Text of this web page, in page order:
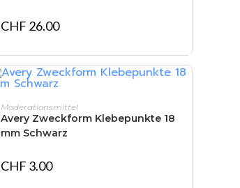
CHF 26.00
IN DEN WARENKORB
Moderationsmittel
Avery Zweckform Klebepunkte 18
mm Schwarz
CHF 3.00